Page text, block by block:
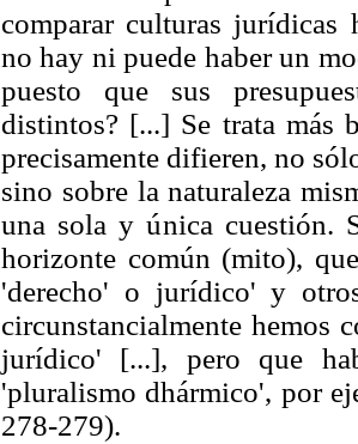
comparar culturas jurídicas
no hay ni puede haber un
puesto que sus
distintos? [...] Se trata más
precisamente difieren, no
sino sobre la naturaleza
una sola y única cuestión.
horizonte común (mito),
'derecho' o jurídico' y
circunstancialmente hemos
jurídico' [...], pero que
'pluralismo dhármico', por
278-279).